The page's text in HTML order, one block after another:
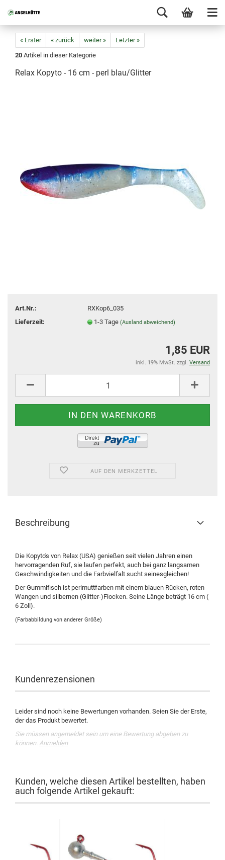
« Erster « zurück weiter »
Letzter »
20 Artikel in dieser Kategorie
Relax Kopyto - 16 cm - perl blau/Glitter
Art.Nr.:
RXKop6_035
Lieferzeit:
1-3 Tage(Ausland abweichend)
1,85 EUR
inkl. 19% MwSt. zzgl. Versand
AUF DEN MERKZETTEL
Beschreibung
Die Kopyto's von Relax (USA) genießen seit vielen Jahren einen
hervorragenden Ruf, sie laufen perfekt, auch bei ganz langsamen
Geschwindigkeiten und die Farbvielfalt sucht seinesgleichen!
Der Gummifisch ist perlmuttfarben mit einem blauen Rücken, roten
Wangen und silbernen (Glitter-)Flocken. Seine Länge beträgt 16 cm (
6 Zoll).
(Farbabbildung von anderer Größe)
Kundenrezensionen
Leider sind noch keine Bewertungen vorhanden. Seien Sie der Erste,
der das Produkt bewertet.
Sie müssen angemeldet sein um eine Bewertung abgeben zu
können. Anmelden
Kunden, welche diesen Artikel bestellten, haben
auch folgende Artikel gekauft: